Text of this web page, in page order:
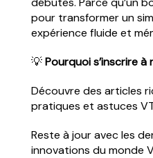
pour transformer un
expérience fluide et
💡Pourquoi s’inscrire à
Découvre des articles
pratiques et astuces
Reste à jour avec les
innovations du monde